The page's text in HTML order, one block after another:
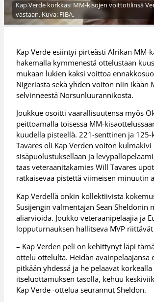
Kap Verde korkkasi MM-kisojen voittotilinsä
vastaan. Kuva: FIBA.
Kap Verde esiintyi pirteästi Afrikan MM-
hakemalla kymmenestä ottelustaan
mukaan lukien kaksi voittoa
Nigeriasta sekä yhden voiton niin ikään
selvinneestä Norsunluurannikosta.
Joukkue osoitti vaarallisuutensa myös
peittoamalla toisessa MM-
kuudella pisteellä. 221-senttinen ja 125-
Tavares oli Kap Verden voiton kulmakivi
sisäpuolustuksellaan ja
taas veteraanitakamies Will Tavares
ratkaisevaa pistettä viimeisen minuutin
Kap Verdellä onkin kollektiivista
Susijengin valmentajan Sean Sheldonin
aliarvioida. Joukko veteraanipelaajia ja
lopputurnauksen hallitseva MVP
– Kap Verden peli on kehittynyt läpi
ottelu ottelulta. Heidän avainpelaajansa
pitkään yhdessä ja he pelaavat korkealla
itseluottamuksen tasolla, kehuu
Kap Verde -ottelua seurannut Sheldon.